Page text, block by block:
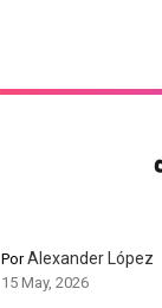
PorAlexander López
15 May, 2026